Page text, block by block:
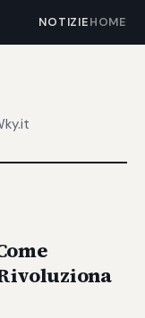
NOTIZIEHOME